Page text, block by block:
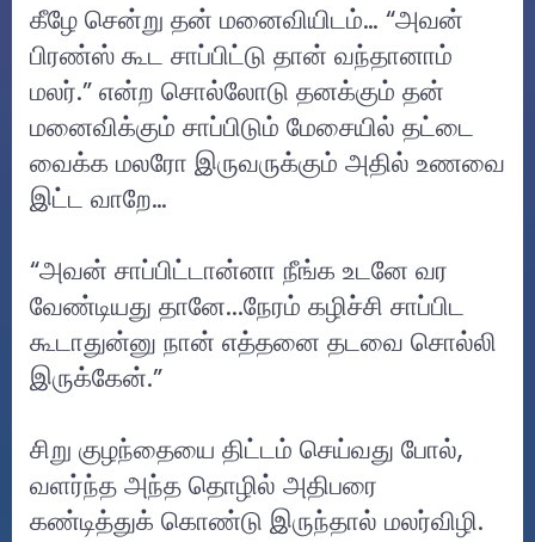
கீழே சென்று தன் மனைவியிடம்… “அவன்
பிரண்ஸ் கூட சாப்பிட்டு தான் வந்தானாம்
மலர்.” என்ற சொல்லோடு தனக்கும் தன்
மனைவிக்கும் சாப்பிடும் மேசையில் தட்டை
வைக்க மலரோ இருவருக்கும் அதில் உணவை
இட்ட வாறே…
“அவன் சாப்பிட்டான்னா நீங்க உடனே வர
வேண்டியது தானே...நேரம் கழிச்சி சாப்பிட
கூடாதுன்னு நான் எத்தனை தடவை சொல்லி
இருக்கேன்.”
சிறு குழந்தையை திட்டம் செய்வது போல்,
வளர்ந்த அந்த தொழில் அதிபரை
கண்டித்துக் கொண்டு இருந்தால் மலர்விழி.